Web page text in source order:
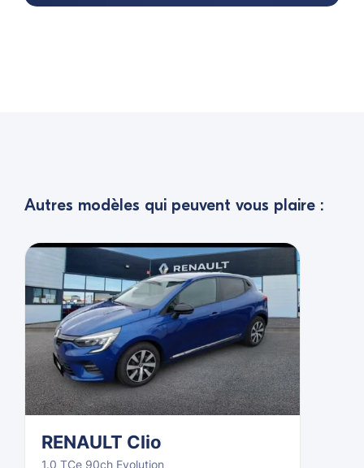
Autres modèles qui peuvent vous plaire :
RENAULT Clio
1.0 TCe 90ch Evolution